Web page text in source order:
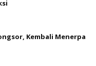
Kembali Menerpa